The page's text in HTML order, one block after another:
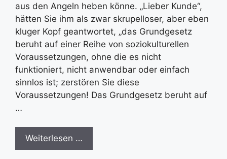
aus den Angeln heben könne. „Lieber Kunde“,
hätten Sie ihm als zwar skrupelloser, aber eben
kluger Kopf geantwortet, „das Grundgesetz
beruht auf einer Reihe von soziokulturellen
Voraussetzungen, ohne die es nicht
funktioniert, nicht anwendbar oder einfach
sinnlos ist; zerstören Sie diese
Voraussetzungen! Das Grundgesetz beruht auf
…
Weiterlesen …